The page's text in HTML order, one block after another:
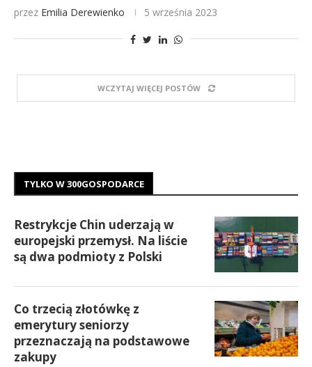
przez Emilia Derewienko 5 września 2023
WCZYTAJ WIĘCEJ POSTÓW
TYLKO W 300GOSPODARCE
Restrykcje Chin uderzają w
europejski przemysł. Na liście
są dwa podmioty z Polski
Co trzecią złotówkę z
emerytury seniorzy
przeznaczają na podstawowe
zakupy